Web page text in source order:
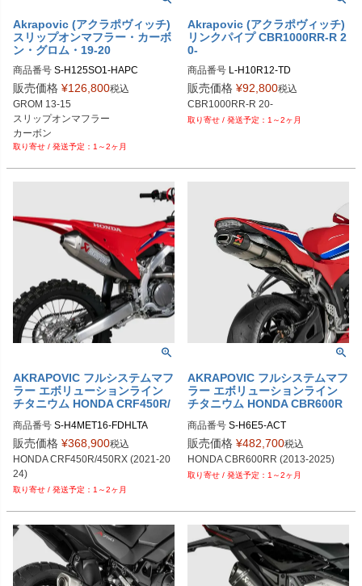
Akrapovic (アクラポヴィッチ)
スリップオンマフラー・カーボ
ン・グロム・19-20
商品番号
販売価格 ¥126,800税込
GROM 13-15
スリップオンマフラー
カーボン
1～2ヶ月
Akrapovic (アクラポヴィッチ)
リンクパイプ CBR1000RR-R 2
0-
商品番号
販売価格 ¥92,800税込
1～2ヶ月
AKRAPOVIC フルシステムマフ
ラー エボリューションライン
チタニウム HONDA CRF450R/
商品番号 S-H4MET16-FDHLTA
販売価格 ¥368,900税込
HONDA CRF450R/450RX (2021-20
24)
1～2ヶ月
AKRAPOVIC フルシステムマフ
ラー エボリューションライン
チタニウム HONDA CBR600R
商品番号 S-H6E5-ACT
販売価格 ¥482,700税込
HONDA CBR600RR (2013-2025)
1～2ヶ月